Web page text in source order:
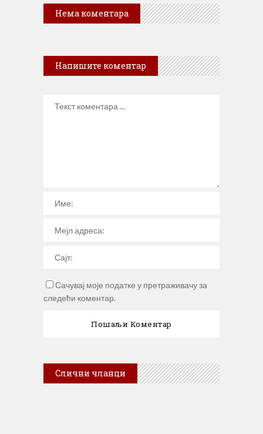
Нема коментара
Напишите коментар
Сачувај моје податке у претраживачу за
следећи коментар.
Слични чланци